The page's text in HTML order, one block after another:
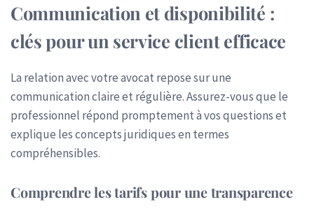
Communication et disponibilité :
clés pour un service client efficace
La relation avec votre avocat repose sur une
communication claire et régulière. Assurez-vous que le
professionnel répond promptement à vos questions et
explique les concepts juridiques en termes
compréhensibles.
Comprendre les tarifs pour une transparence